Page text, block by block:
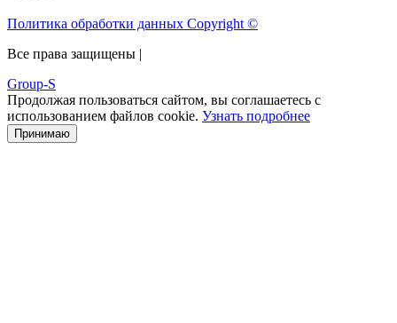
Политика обработки данных Copyright ©
Все права защищены |
Group-S
Продолжая пользоваться сайтом, вы соглашаетесь с
использованием файлов cookie. Узнать подробнее
Принимаю